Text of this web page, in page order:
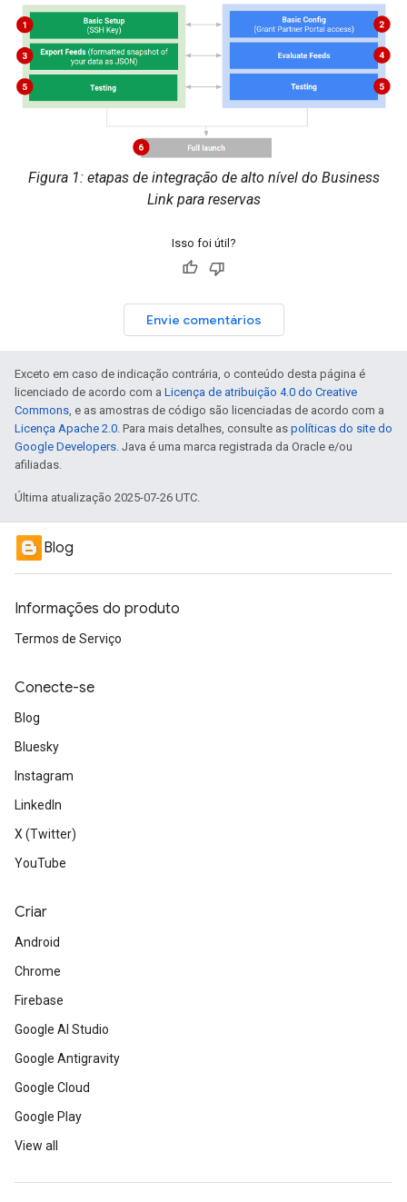
Figura 1: etapas de integração de alto nível do Business
Link para reservas
Isso foi útil?
Envie comentários
Exceto em caso de indicação contrária, o conteúdo desta página é
licenciado de acordo com a Licença de atribuição 4.0 do Creative
Commons, e as amostras de código são licenciadas de acordo com a
Licença Apache 2.0. Para mais detalhes, consulte as políticas do site do
Google Developers. Java é uma marca registrada da Oracle e/ou
afiliadas.
Última atualização 2025-07-26 UTC.
Blog
Informações do produto
Termos de Serviço
Conecte-se
Blog
Bluesky
Instagram
LinkedIn
X (Twitter)
YouTube
Criar
Android
Chrome
Firebase
Google AI Studio
Google Antigravity
Google Cloud
Google Play
View all